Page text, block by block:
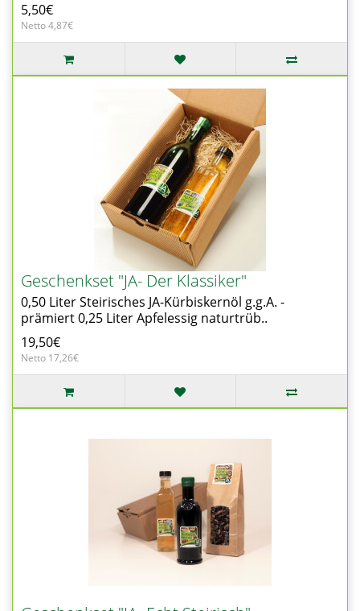
5,50€
Netto 4,87€
Geschenkset "JA- Der Klassiker"
0,50 Liter Steirisches JA-Kürbiskernöl g.g.A. -
prämiert 0,25 Liter Apfelessig naturtrüb..
19,50€
Netto 17,26€